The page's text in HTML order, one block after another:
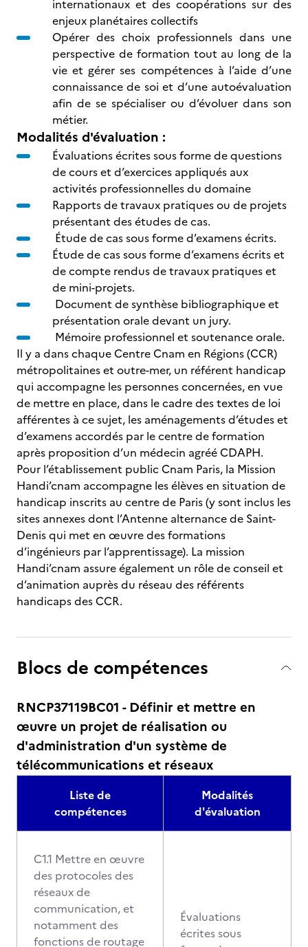
internationaux et des coopérations sur des
enjeux planétaires collectifs
Opérer des choix professionnels dans une
perspective de formation tout au long de la
vie et gérer ses compétences à l’aide d’une
connaissance de soi et d’une autoévaluation
afin de se spécialiser ou d’évoluer dans son
métier.
Modalités d'évaluation :
Évaluations écrites sous forme de questions
de cours et d’exercices appliqués aux
activités professionnelles du domaine
Rapports de travaux pratiques ou de projets
présentant des études de cas.
Étude de cas sous forme d’examens écrits.
Étude de cas sous forme d’examens écrits et
de compte rendus de travaux pratiques et
de mini-projets.
Document de synthèse bibliographique et
présentation orale devant un jury.
Mémoire professionnel et soutenance orale.
Il y a dans chaque Centre Cnam en Régions (CCR)
métropolitaines et outre-mer, un référent handicap
qui accompagne les personnes concernées, en vue
de mettre en place, dans le cadre des textes de loi
afférentes à ce sujet, les aménagements d’études et
d’examens accordés par le centre de formation
après proposition d’un médecin agréé CDAPH.
Pour l’établissement public Cnam Paris, la Mission
Handi’cnam accompagne les élèves en situation de
handicap inscrits au centre de Paris (y sont inclus les
sites annexes dont l’Antenne alternance de Saint-
Denis qui met en œuvre des formations
d’ingénieurs par l’apprentissage). La mission
Handi’cnam assure également un rôle de conseil et
d’animation auprès du réseau des référents
handicaps des CCR.
Blocs de compétences
RNCP37119BC01 - Définir et mettre en
œuvre un projet de réalisation ou
d'administration d'un système de
télécommunications et réseaux
Liste de
compétences
Modalités
d'évaluation
C1.1 Mettre en œuvre
des protocoles des
réseaux de
communication, et
notamment des
fonctions de routage
Évaluations
écrites sous